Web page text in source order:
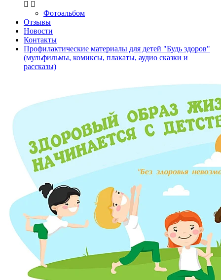
Фотоальбом
Отзывы
Новости
Контакты
Профилактические материалы для детей "Будь здоров"
(мульфильмы, комиксы, плакаты, аудио сказки и
рассказы)